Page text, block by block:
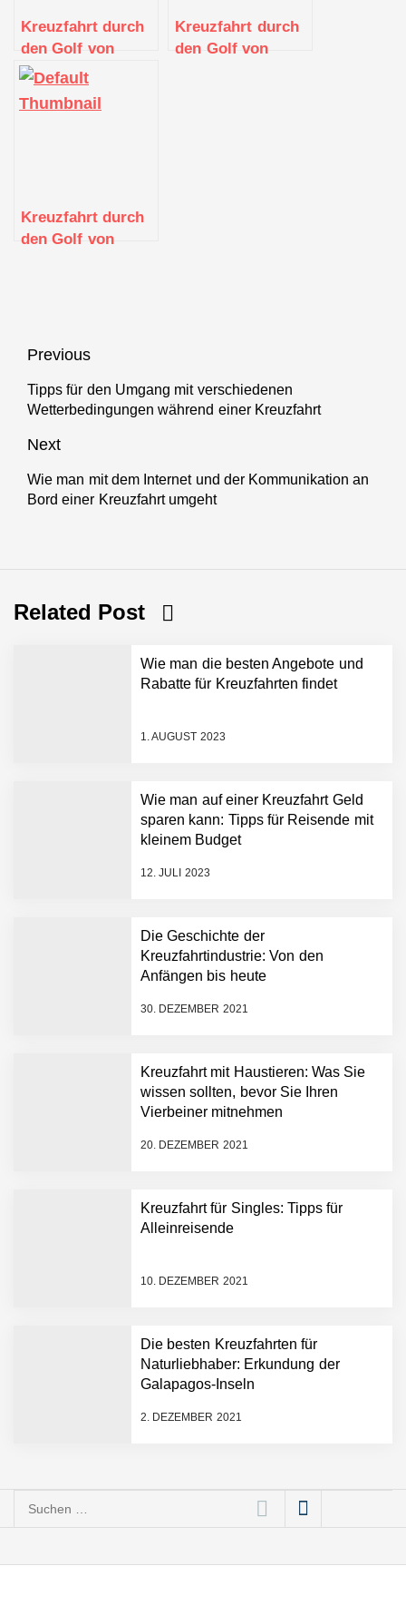
Kreuzfahrt durch
den Golf von
Guinea: Kulturelle
Vielfalt und
exotische Küsten
Kreuzfahrt durch
den Golf von
Kreuzfahrt durch
den Golf von
Beitragsnavigation
Previous
Previous
post:
Tipps für den Umgang mit verschiedenen
Wetterbedingungen während einer Kreuzfahrt
Next
Next
post:
Wie man mit dem Internet und der Kommunikation an
Bord einer Kreuzfahrt umgeht
Related Post
Wie man die besten Angebote und
Rabatte für Kreuzfahrten findet
1. AUGUST 2023
Wie man auf einer Kreuzfahrt Geld
sparen kann: Tipps für Reisende mit
kleinem Budget
12. JULI 2023
Die Geschichte der
Kreuzfahrtindustrie: Von den
Anfängen bis heute
30. DEZEMBER 2021
Kreuzfahrt mit Haustieren: Was Sie
wissen sollten, bevor Sie Ihren
Vierbeiner mitnehmen
20. DEZEMBER 2021
Kreuzfahrt für Singles: Tipps für
Alleinreisende
10. DEZEMBER 2021
Die besten Kreuzfahrten für
Naturliebhaber: Erkundung der
Galapagos-Inseln
2. DEZEMBER 2021
Suchen